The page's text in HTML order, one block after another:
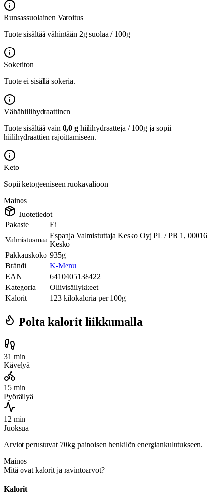
Runsassuolainen Varoitus
Tuote sisältää vähintään 2g suolaa / 100g.
Sokeriton
Tuote ei sisällä sokeria.
Vähähiilihydraattinen
Tuote sisältää vain 0,0 g hiilihydraatteja / 100g ja sopii
hiilihydraattien rajoittamiseen.
Keto
Sopii ketogeeniseen ruokavalioon.
Mainos
Tuotetiedot
Pakaste
Ei
Valmistusmaa
Espanja Valmistuttaja Kesko Oyj PL / PB 1, 00016
Kesko
Pakkauskoko 935g
Brändi
K-Menu
EAN
6410405138422
Kategoria
Oliivisäilykkeet
Kalorit
123 kilokaloria per 100g
Polta kalorit liikkumalla
31 min
Kävelyä
15 min
Pyöräilyä
12 min
Juoksua
Arviot perustuvat 70kg painoisen henkilön energiankulutukseen.
Mainos
Mitä ovat kalorit ja ravintoarvot?
Kalorit